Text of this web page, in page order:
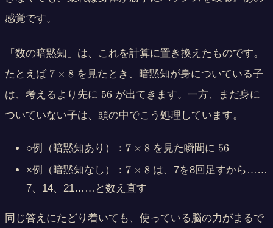
感覚です。
「数の暗黙知」は、これを計算に置き換えたものです。
たとえば 7
ti
m
es
7 × 8を見たとき、暗黙知が身についている子
は、考えるより先に 5
56 が出てきます。一方、まだ身に
ついていない子は、頭の中でこう処理しています。
○例（暗黙知あり）： 7
ti
m
es
7 × 8 を見た瞬間に 5
56
×例（暗黙知なし）： 7
\
ti
es
7 × 8 は、7を8回 足すから……
7、14、21……と数え直す
同じ答えにたどり着いても、使っている脳の力がまるで